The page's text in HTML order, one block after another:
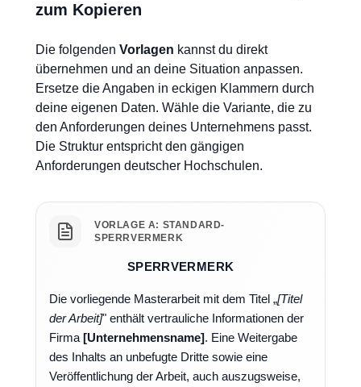
zum Kopieren
Die folgenden Vorlagen kannst du direkt
übernehmen und an deine Situation anpassen.
Ersetze die Angaben in eckigen Klammern durch
deine eigenen Daten. Wähle die Variante, die zu
den Anforderungen deines Unternehmens passt.
Die Struktur entspricht den gängigen
Anforderungen deutscher Hochschulen.
VORLAGE A: STANDARD-
SPERRVERMERK
SPERRVERMERK
Die vorliegende Masterarbeit mit dem Titel „[Titel
der Arbeit]" enthält vertrauliche Informationen der
Firma [Unternehmensname]. Eine Weitergabe
des Inhalts an unbefugte Dritte sowie eine
Veröffentlichung der Arbeit, auch auszugsweise,